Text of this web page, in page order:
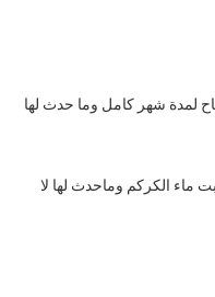
لمدة شهر كامل وما حدث لها
ماء الكركم وماحدث لها لا